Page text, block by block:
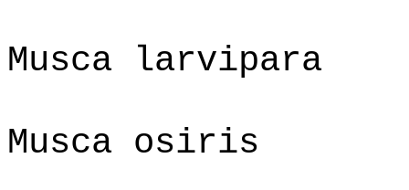
Musca larvipara
Musca osiris